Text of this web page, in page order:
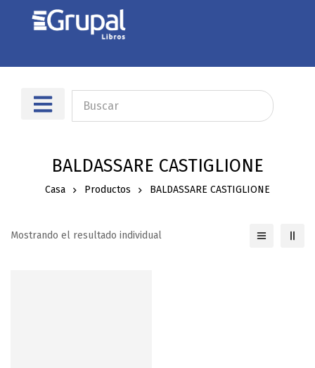
BALDASSARE CASTIGLIONE
Casa Productos BALDASSARE CASTIGLIONE
Mostrando el resultado individual